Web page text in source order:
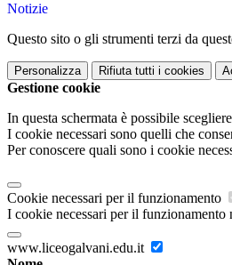
Notizie
Questo sito o gli strumenti terzi da
Personalizza Rifiuta tutti i cookies
Gestione cookie
In questa schermata è possibile
I cookie necessari sono quelli che
Per conoscere quali sono i cookie
Cookie necessari per il funzionamento
I cookie necessari per il
www.liceogalvani.edu.it